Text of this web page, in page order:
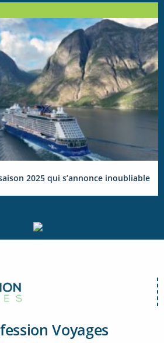
2025 qui s’annonce inoubliable
Voyages